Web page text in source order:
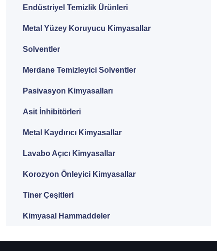
Endüstriyel Temizlik Ürünleri
Metal Yüzey Koruyucu Kimyasallar
Solventler
Merdane Temizleyici Solventler
Pasivasyon Kimyasalları
Asit İnhibitörleri
Metal Kaydırıcı Kimyasallar
Lavabo Açıcı Kimyasallar
Korozyon Önleyici Kimyasallar
Tiner Çeşitleri
Kimyasal Hammaddeler